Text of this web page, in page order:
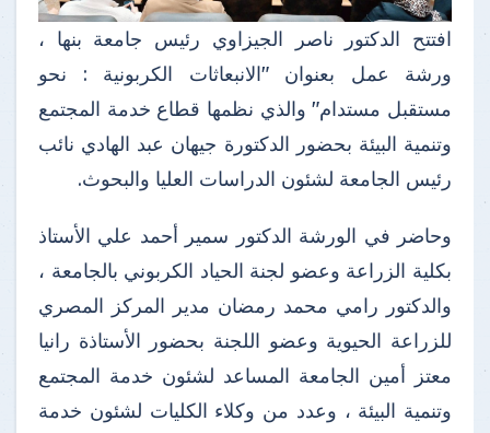
افتتح الدكتور ناصر الجيزاوي رئيس جامعة بنها ،
ورشة عمل بعنوان "الانبعاثات الكربونية : نحو
مستقبل مستدام" والذي نظمها قطاع خدمة المجتمع
وتنمية البيئة بحضور الدكتورة جيهان عبد الهادي نائب
رئيس الجامعة لشئون الدراسات العليا والبحوث.
وحاضر في الورشة الدكتور سمير أحمد علي الأستاذ
بكلية الزراعة وعضو لجنة الحياد الكربوني بالجامعة ،
والدكتور رامي محمد رمضان مدير المركز المصري
للزراعة الحيوية وعضو اللجنة بحضور الأستاذة رانيا
معتز أمين الجامعة المساعد لشئون خدمة المجتمع
وتنمية البيئة ، وعدد من وكلاء الكليات لشئون خدمة